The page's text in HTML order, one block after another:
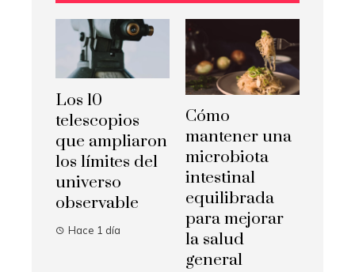
Los 10
telescopios
que ampliaron
los límites del
universo
observable
Hace 1 día
Cómo
mantener una
microbiota
intestinal
equilibrada
para mejorar
la salud
general